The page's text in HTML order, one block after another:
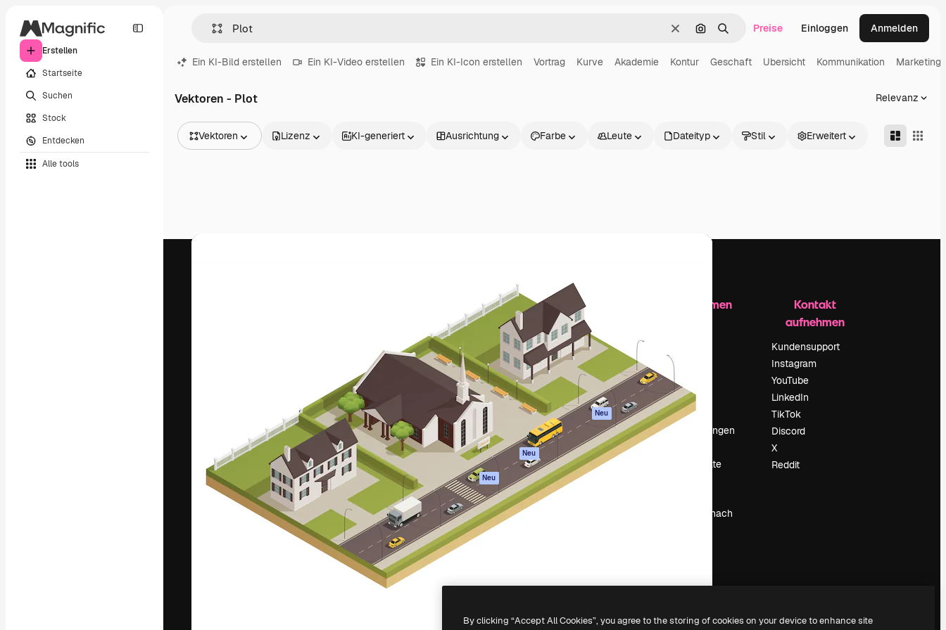
Erstellen
Startseite
Suchen
Stock
Entdecken
Alle tools
LöschenNach Bild suchen
SuchenPreise Einloggen Anmelden
Ein KI-Bild erstellen Ein KI-Video erstellen Ein KI-Icon erstellen Vortrag Kurve Akademie Kontur Geschaft Ubersicht Kommunikation Marketing
Vektoren - Plot Relevanz
Vektoren
Videos
Lizenz KI-generiert Ausrichtung Farbe Leute Dateityp Stil Erweitert
Arbeit zu verwirklichen. Mehr als 1 Million
Abonnenten unter Kreativen, Unternehmen,
Produkte
Spaces
KI-Assistent
KI-Bildgenerator
KI-Videogenerator
KI-
Stimmengenerator
Stock-Inhalte
MCP für
Claude/ChatGPT
Neu
Agenten Neu
API
Mobile App
Alle Magnific-Tools
Loslegen
Academy
Dokumentation
Support
AGB
Datenschutzerklärung
Originale Neu
Cookie-Richtlinie
Vertrauenszentrum
Partner
Unternehmen
Unternehmen
Reviews
Karriere
Suchtrends
Blog
Veranstaltungen
Deine Inhalte
Suchst du nach
Kontakt
aufnehmen
Kundensupport
Instagram
YouTube
LinkedIn
TikTok
Discord
X
Reddit
Freepik Company S.L.U.
By clicking “Accept All Cookies”, you agree to the storing of cookies on your device to enhance site